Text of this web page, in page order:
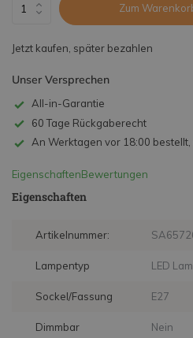
Zum
Jetzt kaufen, später bezahlen
Unser Versprechen
All-in-Garantie
60 Tage Rückgaberecht
An Werktagen vor 18:00
EigenschaftenBewertungen
Eigenschaften
Artikelnummer:
Lampentyp LED
Sockel/Fassung E27
Dimmbar Nein